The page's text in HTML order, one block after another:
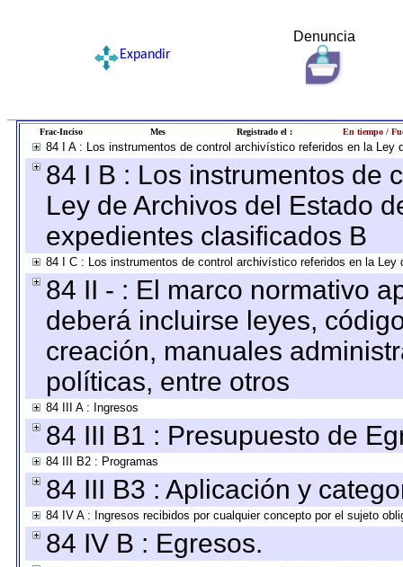
Denuncia
Expandir
Frac-Inciso Mes Registrado el : En tiempo /
84 I A : Los instrumentos de control archivístico referidos en la
84 I B : Los instrumentos de
Ley de Archivos del Estado
expedientes clasificados B
84 I C : Los instrumentos de control archivístico referidos en la
84 II - : El marco normativo
deberá incluirse leyes,
creación, manuales
políticas, entre otros
84 III A : Ingresos
84 III B1 : Presupuesto de
84 III B2 : Programas
84 III B3 : Aplicación y
84 IV A : Ingresos recibidos por cualquier concepto por el sujeto
84 IV B : Egresos.